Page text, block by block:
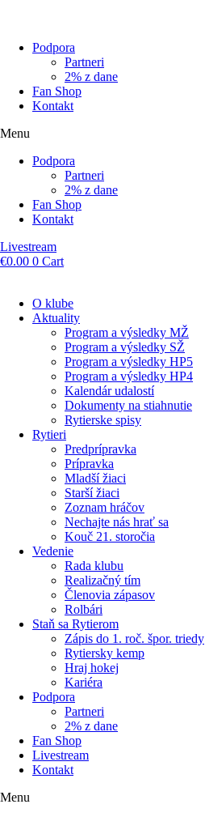
Podpora
Partneri
2% z dane
Fan Shop
Kontakt
Menu
Podpora
Partneri
2% z dane
Fan Shop
Kontakt
Livestream
€0.00 0 Cart
O klube
Aktuality
Program a výsledky MŽ
Program a výsledky SŽ
Program a výsledky HP5
Program a výsledky HP4
Kalendár udalostí
Dokumenty na stiahnutie
Rytierske spisy
Rytieri
Predprípravka
Prípravka
Mladší žiaci
Starší žiaci
Zoznam hráčov
Nechajte nás hrať sa
Kouč 21. storočia
Vedenie
Rada klubu
Realizačný tím
Členovia zápasov
Rolbári
Staň sa Rytierom
Zápis do 1. roč. špor. triedy
Rytiersky kemp
Hraj hokej
Kariéra
Podpora
Partneri
2% z dane
Fan Shop
Livestream
Kontakt
Menu